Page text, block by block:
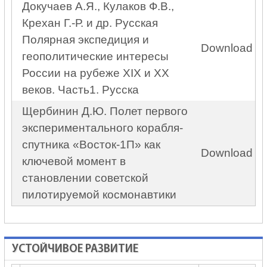
Докучаев А.Я., Кулаков Ф.В.,
Крехан Г.-Р. и др. Русская
Полярная экспедиция и
геополитические интересы
России на рубеже XIX и XX
веков. Часть1. Русска
Download
Щербинин Д.Ю. Полет первого
экспериментального корабля-
спутника «Восток-1П» как
ключевой момент в
становлении советской
пилотируемой космонавтики
Download
УСТОЙЧИВОЕ РАЗВИТИЕ